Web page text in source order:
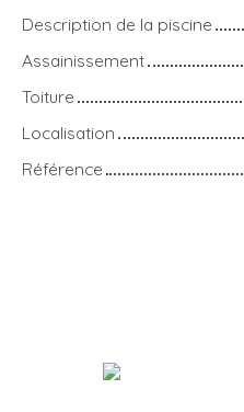
Description de la piscine
Assainissement
Toiture
Localisation
Référence